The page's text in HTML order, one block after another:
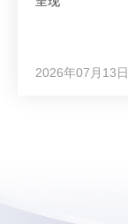
2026年07月13日